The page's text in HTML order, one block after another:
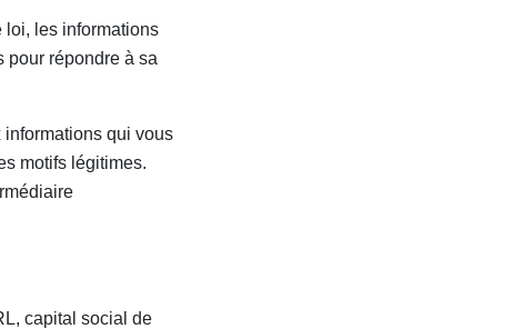
loi, les informations
pour répondre à sa
informations qui vous
motifs légitimes.
capital social de